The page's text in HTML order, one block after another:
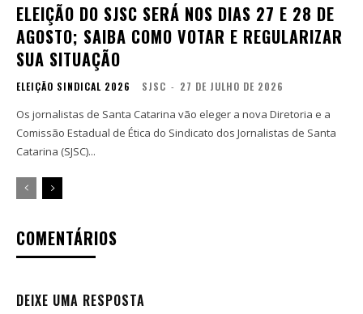
ELEIÇÃO DO SJSC SERÁ NOS DIAS 27 E 28 DE
AGOSTO; SAIBA COMO VOTAR E REGULARIZAR
SUA SITUAÇÃO
ELEIÇÃO SINDICAL 2026 SJSC - 27 DE JULHO DE 2026
Os jornalistas de Santa Catarina vão eleger a nova Diretoria e a
Comissão Estadual de Ética do Sindicato dos Jornalistas de Santa
Catarina (SJSC)...
COMENTÁRIOS
DEIXE UMA RESPOSTA